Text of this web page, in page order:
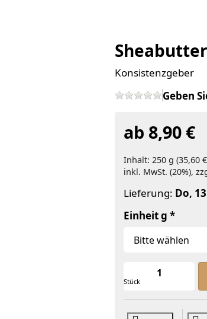
Konsistenzgeber
Geben
ab 8,90 €
Inhalt: 250 g (35,60
inkl. MwSt. (20%),
Lieferung: Do,
Einheit g
Stück